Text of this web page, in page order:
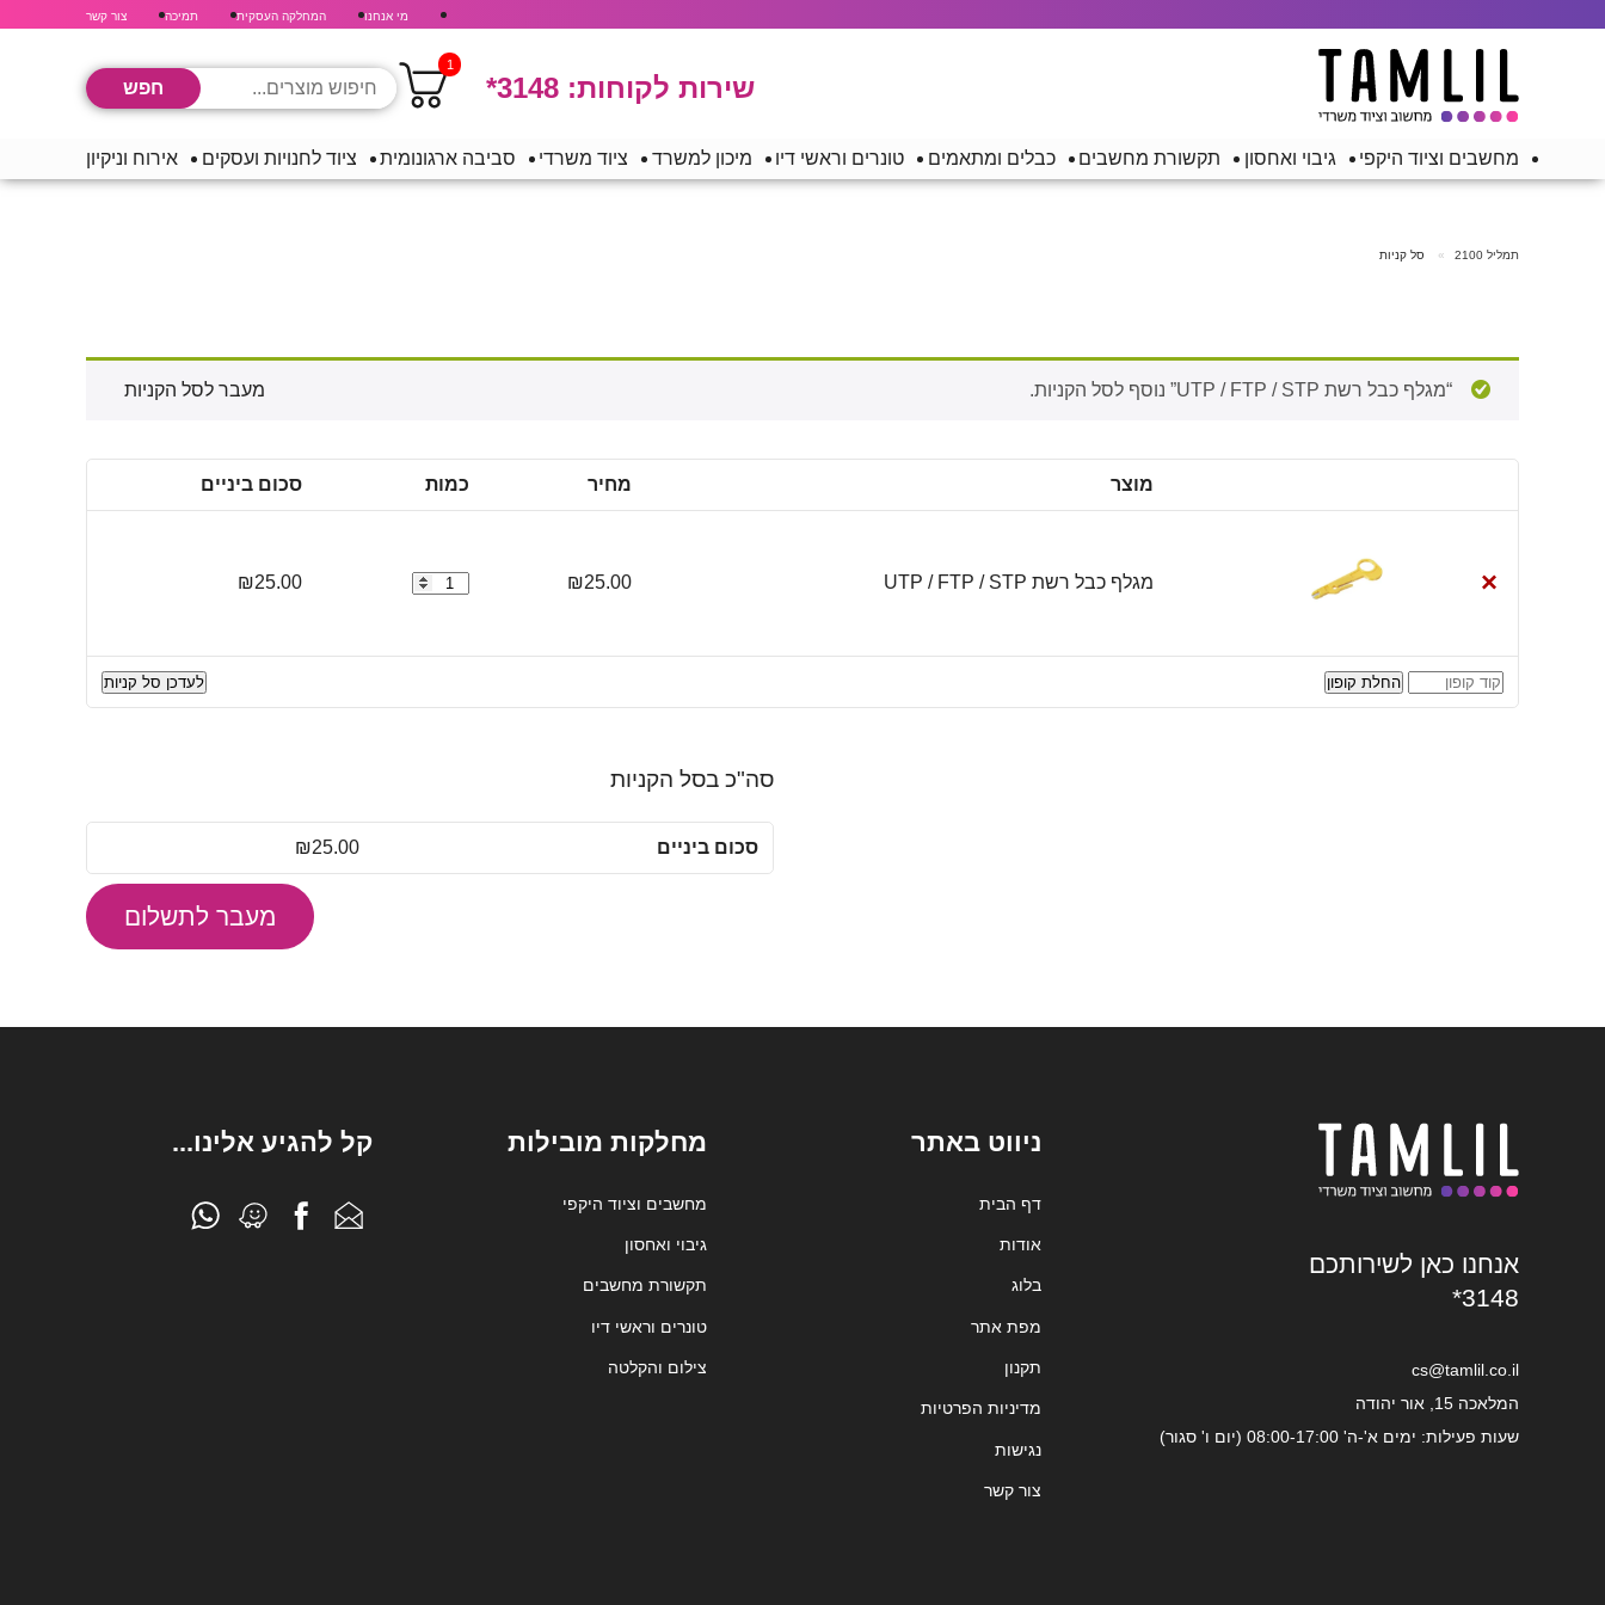
מי אנחנו המחלקה העסקית תמיכה צור קשר
שירות לקוחות: *3148
1
מחשבים וציוד היקפי גיבוי ואחסון תקשורת מחשבים כבלים ומתאמים טונרים וראשי דיו מיכון למשרד ציוד משרדי סביבה ארגונומית ציוד לחנויות ועסקים אירוח וניקיון
תמליל 2100 סל קניות
“מגלף כבל רשת UTP / FTP / STP” נוסף לסל הקניות. מעבר לסל הקניות
מוצר מחיר כמות סכום ביניים
× מגלף כבל רשת UTP / FTP / STP ₪25.00
כמות
₪25.00
קופון: החלת קופון לעדכן סל קניות
סה"כ בסל הקניות
סכום ביניים ₪25.00
מעבר לתשלום
אנחנו כאן לשירותכם
*3148
cs@tamlil.co.il
המלאכה 15, אור יהודה
שעות פעילות: ימים א'-ה' 08:00-17:00 (יום ו' סגור)
ניווט באתר
דף הבית
אודות
בלוג
מפת אתר
תקנון
מדיניות הפרטיות
נגישות
צור קשר
מחלקות מובילות
מחשבים וציוד היקפי
גיבוי ואחסון
תקשורת מחשבים
טונרים וראשי דיו
צילום והקלטה
קל להגיע אלינו...